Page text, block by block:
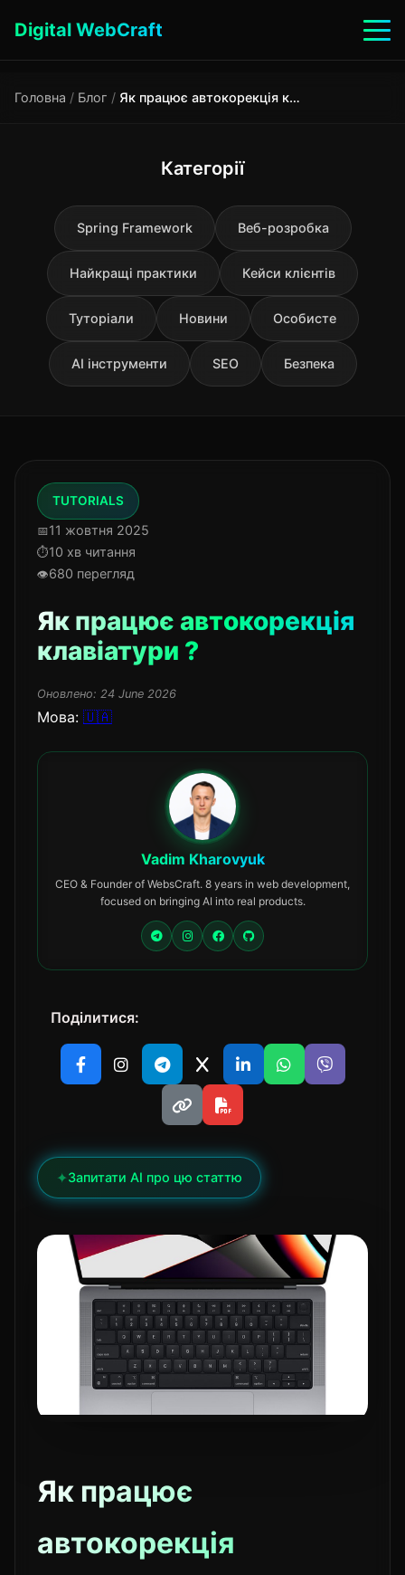
Digital WebCraft
Головна / Блог / Як працює автокорекція клавіатури ?
Категорії
Spring Framework Веб-розробка
Найкращі практики Кейси клієнтів
Туторіали Новини Особисте
AI інструменти SEO Безпека
TUTORIALS
11 жовтня 2025
10 хв читання
680 перегляд
Як працює автокорекція
клавіатури ?
Оновлено: 24 June 2026
Мова: 🇺🇦
Vadim Kharovyuk
CEO & Founder of WebsCraft. 8 years in web development,
focused on bringing AI into real products.
Поділитися:
✦Запитати AI про цю статтю
Як працює
автокорекція